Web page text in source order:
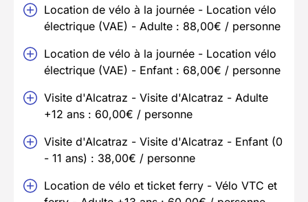
Location de vélo à la journée - Location vélo
électrique (VAE) - Adulte : 88,00€ / personne
Location de vélo à la journée - Location vélo
électrique (VAE) - Enfant : 68,00€ / personne
Visite d'Alcatraz - Visite d'Alcatraz - Adulte
+12 ans : 60,00€ / personne
Visite d'Alcatraz - Visite d'Alcatraz - Enfant (0
- 11 ans) : 38,00€ / personne
Location de vélo et ticket ferry - Vélo VTC et